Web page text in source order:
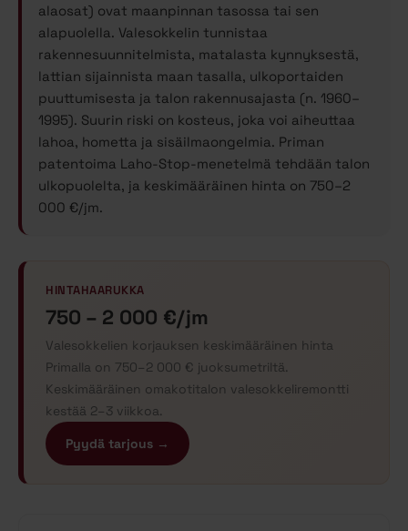
alaosat) ovat maanpinnan tasossa tai sen
alapuolella. Valesokkelin tunnistaa
rakennesuunnitelmista, matalasta kynnyksestä,
lattian sijainnista maan tasalla, ulkoportaiden
puuttumisesta ja talon rakennusajasta (n. 1960–
1995). Suurin riski on kosteus, joka voi aiheuttaa
lahoa, hometta ja sisäilmaongelmia. Priman
patentoima Laho-Stop-menetelmä tehdään talon
ulkopuolelta, ja keskimääräinen hinta on 750–2
000 €/jm.
HINTAHAARUKKA
750 – 2 000 €/jm
Valesokkelien korjauksen keskimääräinen hinta
Primalla on 750–2 000 € juoksumetriltä.
Keskimääräinen omakotitalon valesokkeliremontti
kestää 2–3 viikkoa.
Pyydä tarjous →